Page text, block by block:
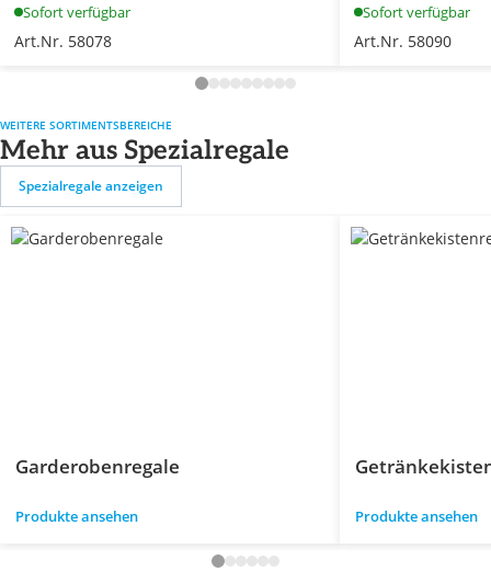
Sofort verfügbar
Art.Nr. 58078
Sofort verfügbar
Art.Nr. 58090
WEITERE SORTIMENTSBEREICHE
Mehr aus Spezialregale
Spezialregale anzeigen
Garderobenregale
Produkte ansehen Produkte ansehen